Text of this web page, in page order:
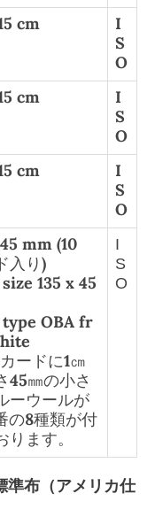
cm
I
S
O
cm
I
S
O
cm
I
S
O
mm (10
入り)
135 x 45
OBA fr
ードに1㎝
45㎜の小さ
ーウールが
の8種類が付
ります。
I
S
O
準布（アメリカ仕